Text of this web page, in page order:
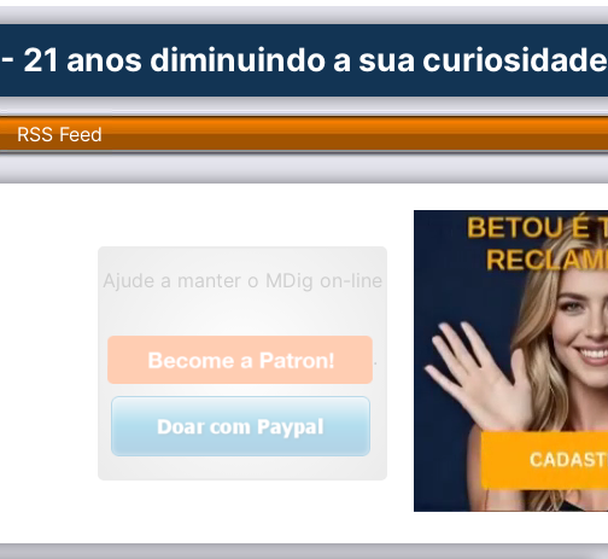
- 21 anos diminuindo a sua curiosidade
RSS Feed
Ajude a manter o MDig on-line
.